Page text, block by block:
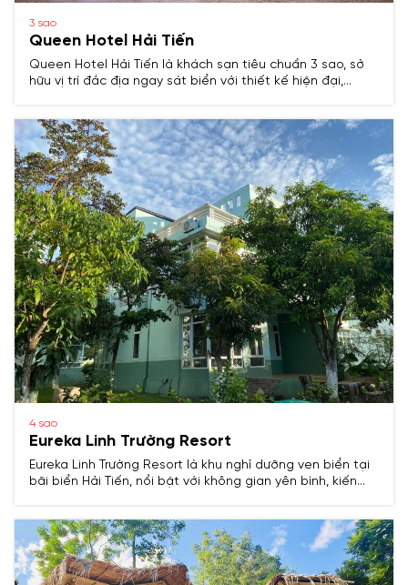
3 sao
Queen Hotel Hải Tiến
Queen Hotel Hải Tiến là khách sạn tiêu chuẩn 3 sao, sở
hữu vị trí đắc địa ngay sát biển với thiết kế hiện đại,
4 sao
Eureka Linh Trường Resort
Eureka Linh Trường Resort là khu nghỉ dưỡng ven biển tại
bãi biển Hải Tiến, nổi bật với không gian yên bình, kiến
dưỡng gia đình, cặp đôi hoặc tổ chức sự kiện, hội thảo.